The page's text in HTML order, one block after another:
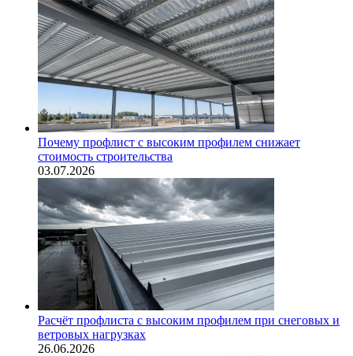
Почему профлист с высоким профилем снижает
стоимость строительства
03.07.2026
Расчёт профлиста с высоким профилем при снеговых и
ветровых нагрузках
26.06.2026